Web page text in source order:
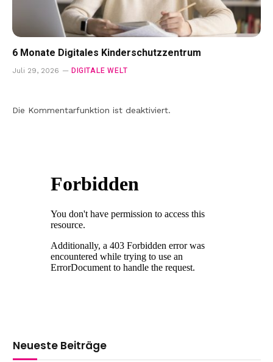
6 Monate Digitales Kinderschutzzentrum
Juli 29, 2026 DIGITALE WELT
Die Kommentarfunktion ist deaktiviert.
Neueste Beiträge